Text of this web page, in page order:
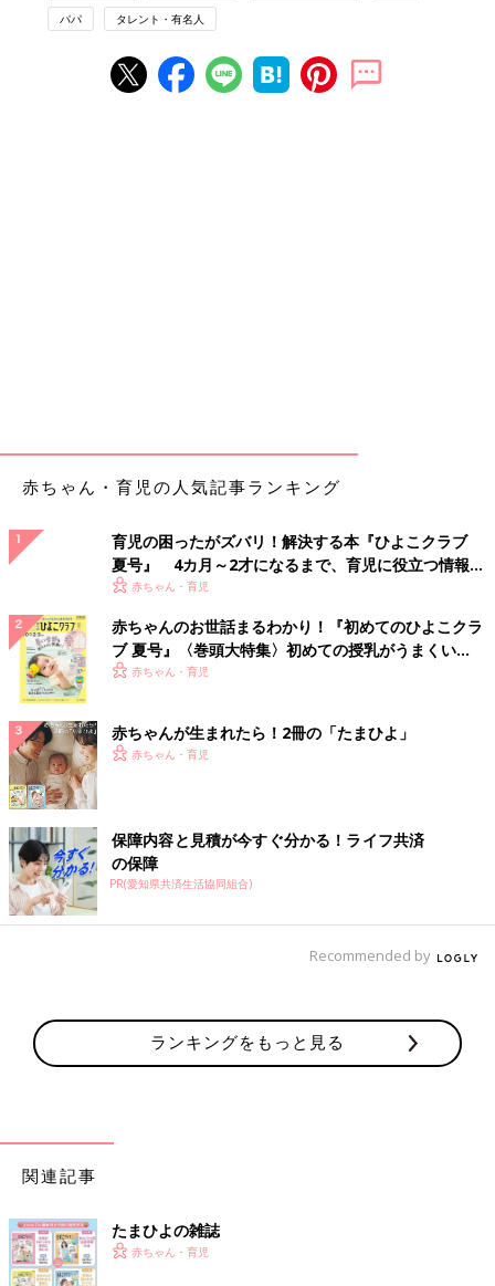
パパ タレント・有名人
赤ちゃん・育児の人気記事ランキング
育児の困ったがズバリ！解決する本『ひよこクラブ
夏号』 4カ月～2才になるまで、育児に役立つ情報が
いっぱい！
赤ちゃん・育児
赤ちゃんのお世話まるわかり！『初めてのひよこクラ
ブ 夏号』〈巻頭大特集〉初めての授乳がうまくい
く！ おっぱい・ミルクの基本と夏のトラブル 解決テ
赤ちゃん・育児
赤ちゃんが生まれたら！2冊の「たまひよ」
赤ちゃん・育児
保障内容と見積が今すぐ分かる！ライフ共済
の保障
PR(愛知県共済生活協同組合)
Recommended by
ランキングをもっと見る
関連記事
たまひよの雑誌
赤ちゃん・育児